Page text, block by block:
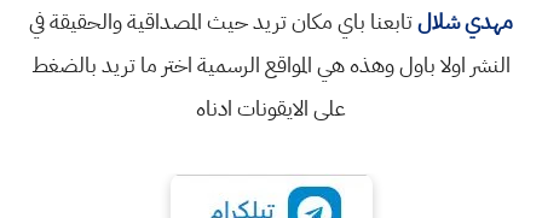
مهدي شلالتابعنا باي مكان تريد حيث المصداقية والحقيقة في
النشر اولا باول وهذه هي المواقع الرسمية اختر ما تريد بالضغط
على الايقونات ادناه